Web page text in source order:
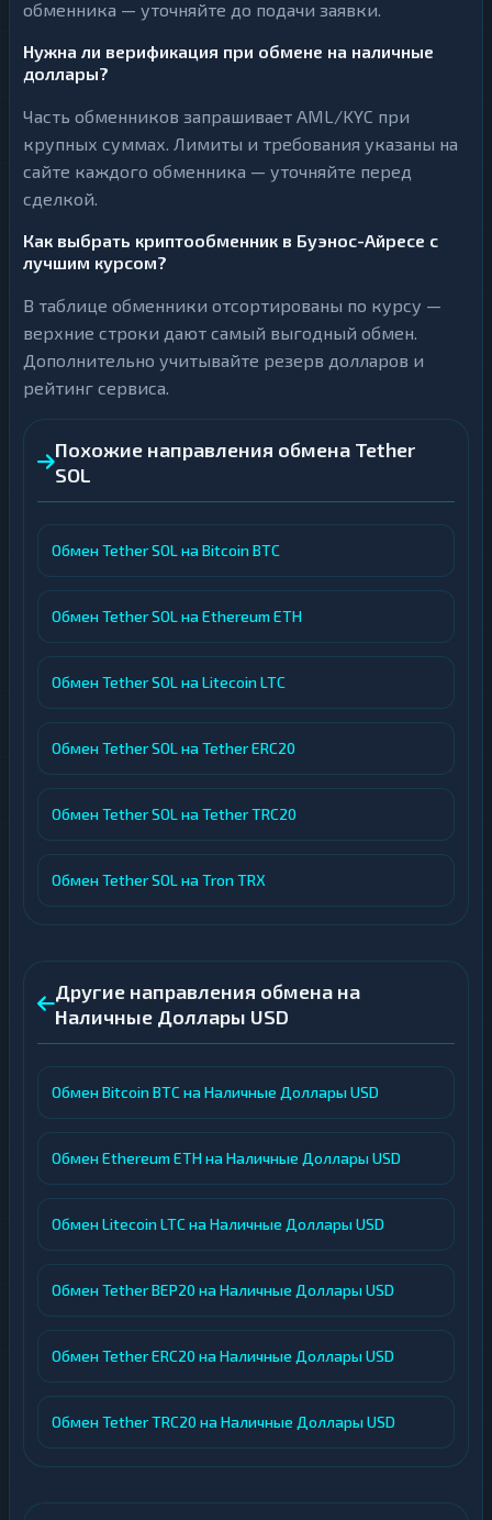
обменника — уточняйте до подачи заявки.
Нужна ли верификация при обмене на наличные
доллары?
Часть обменников запрашивает AML/KYC при
крупных суммах. Лимиты и требования указаны на
сайте каждого обменника — уточняйте перед
сделкой.
Как выбрать криптообменник в Буэнос-Айресе с
лучшим курсом?
В таблице обменники отсортированы по курсу —
верхние строки дают самый выгодный обмен.
Дополнительно учитывайте резерв долларов и
рейтинг сервиса.
Похожие направления обмена Tether
SOL
Обмен Tether SOL на Bitcoin BTC
Обмен Tether SOL на Ethereum ETH
Обмен Tether SOL на Litecoin LTC
Обмен Tether SOL на Tether ERC20
Обмен Tether SOL на Tether TRC20
Обмен Tether SOL на Tron TRX
Другие направления обмена на
Наличные Доллары USD
Обмен Bitcoin BTC на Наличные Доллары USD
Обмен Ethereum ETH на Наличные Доллары USD
Обмен Litecoin LTC на Наличные Доллары USD
Обмен Tether BEP20 на Наличные Доллары USD
Обмен Tether ERC20 на Наличные Доллары USD
Обмен Tether TRC20 на Наличные Доллары USD